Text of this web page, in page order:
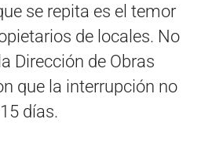
se repita es el temor
de locales. No
Dirección de Obras
que la interrupción no
días.